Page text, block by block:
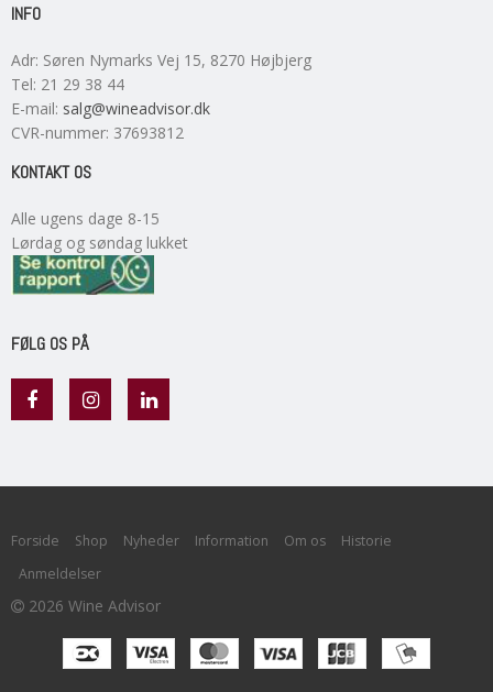
INFO
Adr: Søren Nymarks Vej 15, 8270 Højbjerg
Tel: 21 29 38 44
E-mail: salg@wineadvisor.dk
CVR-nummer: 37693812
KONTAKT OS
Alle ugens dage 8-15
Lørdag og søndag lukket
FØLG OS PÅ
Forside Shop Nyheder Information Om os
Historie
Anmeldelser
2026 Wine Advisor